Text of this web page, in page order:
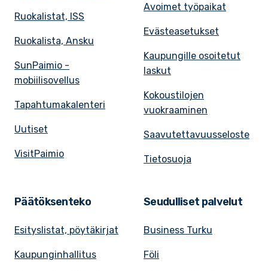
Ruokalistat, ISS
Ruokalista, Ansku
SunPaimio -
mobiilisovellus
Tapahtumakalenteri
Uutiset
VisitPaimio
Avoimet työpaikat
Evästeasetukset
Kaupungille osoitetut
laskut
Kokoustilojen
vuokraaminen
Saavutettavuusseloste
Tietosuoja
Päätöksenteko
Esityslistat, pöytäkirjat
Kaupunginhallitus
Seudulliset palvelut
Business Turku
Föli